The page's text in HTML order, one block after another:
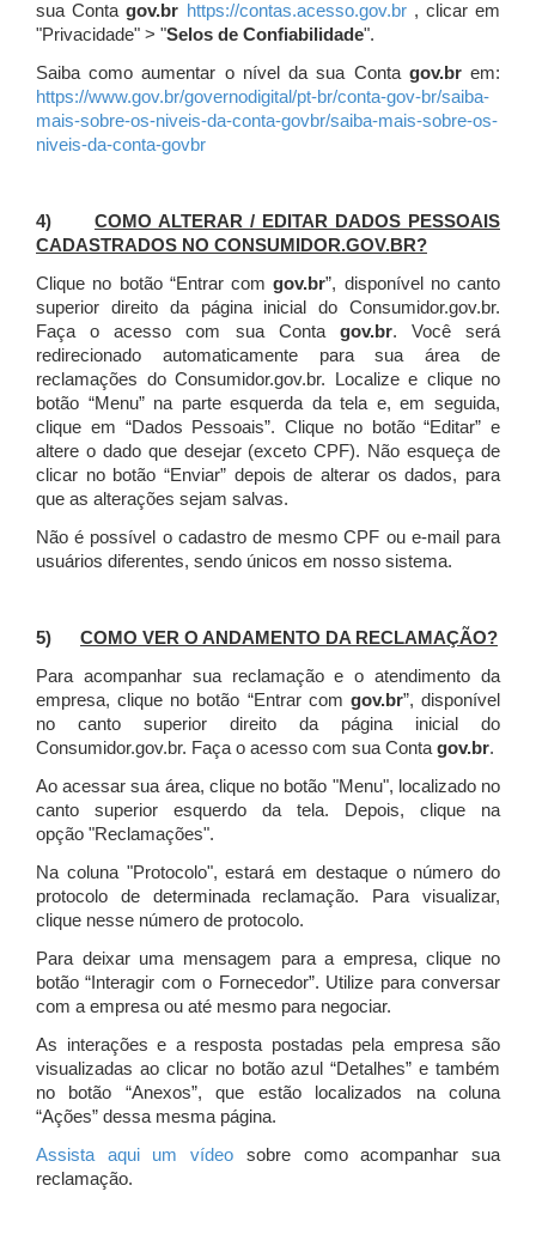
sua Contagov.br https://contas.acesso.gov.br, clicar em
"Privacidade" > "Selos de Confiabilidade".
Saiba como aumentar o nível da sua Conta gov.brem:
https://www.gov.br/governodigital/pt-br/conta-gov-br/saiba-
mais-sobre-os-niveis-da-conta-govbr/saiba-mais-sobre-os-
niveis-da-conta-govbr
4) COMO ALTERAR / EDITAR DADOS PESSOAIS
CADASTRADOS NO CONSUMIDOR.GOV.BR?
Clique no botão “Entrar comgov.br”, disponível no canto
superior direito da página inicial do Consumidor.gov.br.
Faça o acesso com sua Conta gov.br. Você será
redirecionado automaticamente para sua área de
reclamações do Consumidor.gov.br.
Localize e clique no
botão “Menu” na parte esquerda da tela e, em seguida,
clique em “Dados Pessoais”. Clique no botão “Editar” e
altere o dado que desejar (exceto CPF). Não esqueça de
clicar no botão “Enviar” depois de alterar os dados, para
que as alterações sejam salvas.
Não é possível o cadastro de mesmo CPF ou e-mail para
usuários diferentes, sendo únicos em nosso sistema.
5) COMO VER O ANDAMENTO DA RECLAMAÇÃO?
Para acompanhar sua reclamação e o atendimento da
empresa, clique no botão “Entrar com gov.br”, disponível
no canto superior direito da página inicial do
Consumidor.gov.br. Faça o acesso com sua Contagov.br.
Ao acessar sua área, clique no botão "Menu", localizado no
canto superior esquerdo da tela. Depois, clique na
opção "Reclamações".
Na coluna "Protocolo", estará em destaque o número do
protocolo de determinada reclamação. Para visualizar,
clique nesse número de protocolo.
Para deixar uma mensagem para a empresa, clique no
botão “Interagir com o Fornecedor”. Utilize para conversar
com a empresa ou até mesmo para negociar.
As interações e a resposta postadas pela empresa são
visualizadas ao clicar no botão azul “Detalhes” e também
no botão “Anexos”, que estão localizados na coluna
“Ações” dessa mesma página.
Assista aqui um vídeo sobre como acompanhar sua
reclamação.